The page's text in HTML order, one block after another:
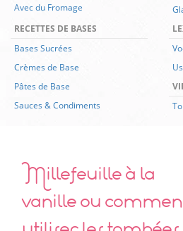
Avec du Fromage
RECETTES DE BASES
Bases Sucrées
Crèmes de Base
Pâtes de Base
Sauces & Condiments
Millefeuille à la
vanille ou